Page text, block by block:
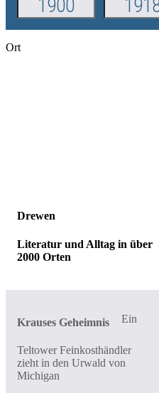
Ort
Drewen
Literatur und Alltag in über
2000 Orten
Krauses Geheimnis Ein
Teltower Feinkosthändler
zieht in den Urwald von
Michigan